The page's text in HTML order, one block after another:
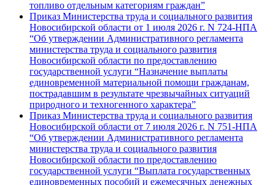
топливо отдельным категориям граждан”
Приказ Министерства труда и социального развития
Новосибирской области от 1 июля 2026 г. N 724-НПА
“Об утверждении Административного регламента
министерства труда и социального развития
Новосибирской области по предоставлению
государственной услуги “Назначение выплаты
единовременной материальной помощи гражданам,
пострадавшим в результате чрезвычайных ситуаций
природного и техногенного характера”
Приказ Министерства труда и социального развития
Новосибирской области от 7 июля 2026 г. N 751-НПА
“Об утверждении Административного регламента
министерства труда и социального развития
Новосибирской области по предоставлению
государственной услуги “Выплата государственных
единовременных пособий и ежемесячных денежных